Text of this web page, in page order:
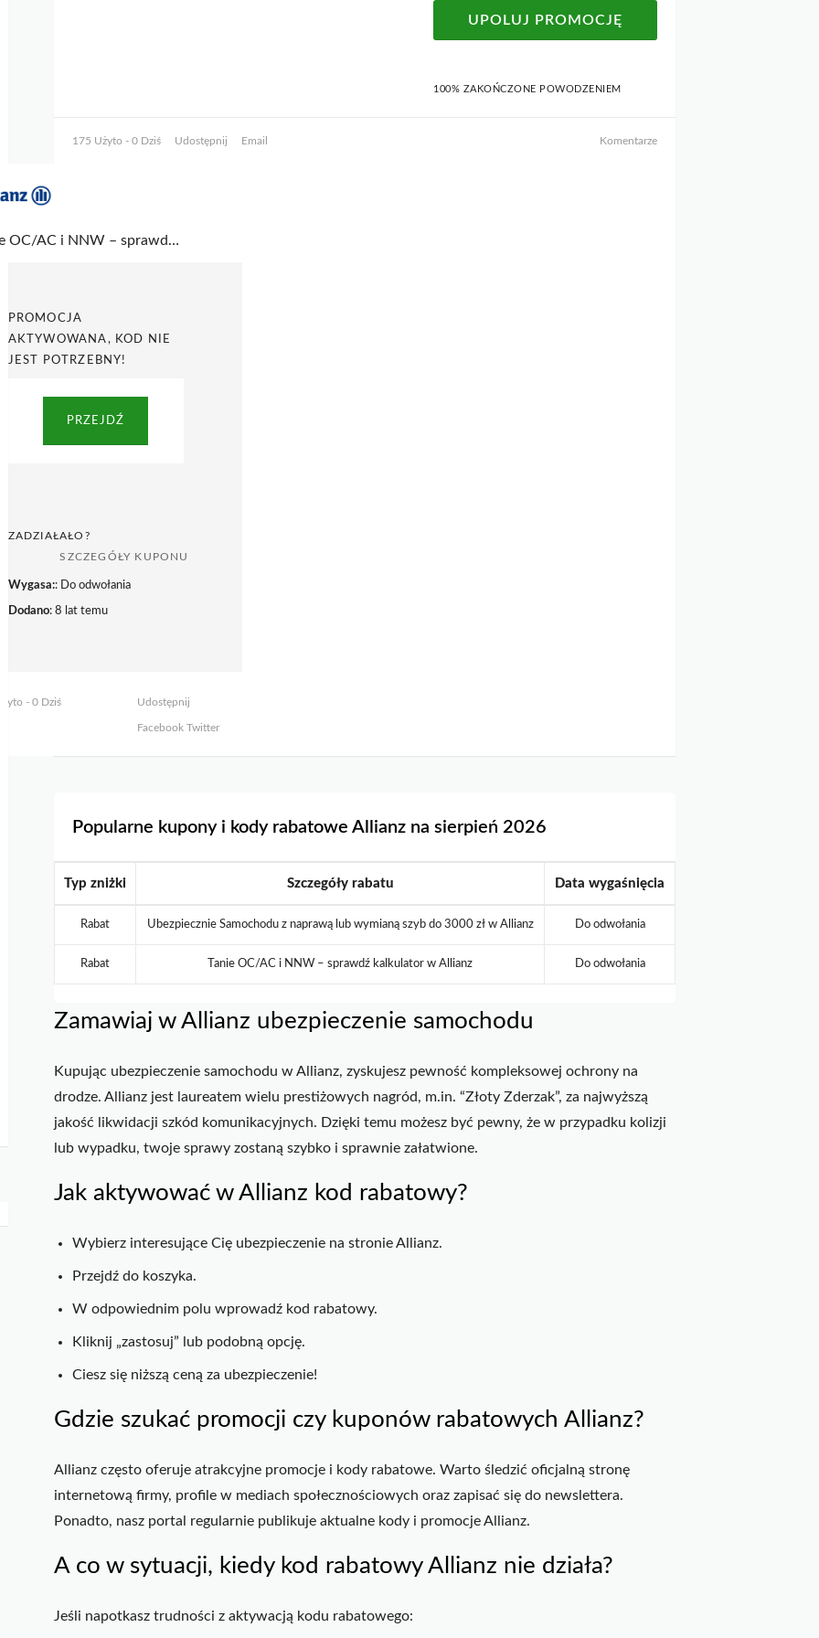
UPOLUJ PROMOCJĘ
100% ZAKOŃCZONE POWODZENIEM
175 Użyto - 0 Dziś Udostępnij Email Komentarze
Tanie OC/AC i NNW – sprawdź kalkulator w Allianz
PROMOCJA
AKTYWOWANA, KOD NIE
JEST POTRZEBNY!
PRZEJDŹ
ZADZIAŁAŁO?
SZCZEGÓŁY KUPONU
Wygasa:: Do odwołania
Dodano: 8 lat temu
- 0 Dziś Udostępnij
FacebookTwitter
Popularne kupony i kody rabatowe Allianz na sierpień 2026
Typ zniżki Szczegóły rabatu Data wygaśnięcia
Rabat Ubezpiecznie Samochodu z naprawą lub wymianą szyb do 3000 zł w Allianz Do odwołania
Rabat Tanie OC/AC i NNW – sprawdź kalkulator w Allianz Do odwołania
Zamawiaj w Allianz ubezpieczenie samochodu
Kupując ubezpieczenie samochodu w Allianz, zyskujesz pewność kompleksowej ochrony na
drodze. Allianz jest laureatem wielu prestiżowych nagród, m.in. “Złoty Zderzak”, za najwyższą
jakość likwidacji szkód komunikacyjnych. Dzięki temu możesz być pewny, że w przypadku kolizji
lub wypadku, twoje sprawy zostaną szybko i sprawnie załatwione.
Jak aktywować w Allianz kod rabatowy?
Wybierz interesujące Cię ubezpieczenie na stronie Allianz.
Przejdź do koszyka.
W odpowiednim polu wprowadź kod rabatowy.
Kliknij „zastosuj” lub podobną opcję.
Ciesz się niższą ceną za ubezpieczenie!
Gdzie szukać promocji czy kuponów rabatowych Allianz?
Allianz często oferuje atrakcyjne promocje i kody rabatowe. Warto śledzić oficjalną stronę
internetową firmy, profile w mediach społecznościowych oraz zapisać się do newslettera.
Ponadto, nasz portal regularnie publikuje aktualne kody i promocje Allianz.
A co w sytuacji, kiedy kod rabatowy Allianz nie działa?
Jeśli napotkasz trudności z aktywacją kodu rabatowego: